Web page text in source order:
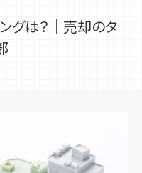
グは？｜売却のタ